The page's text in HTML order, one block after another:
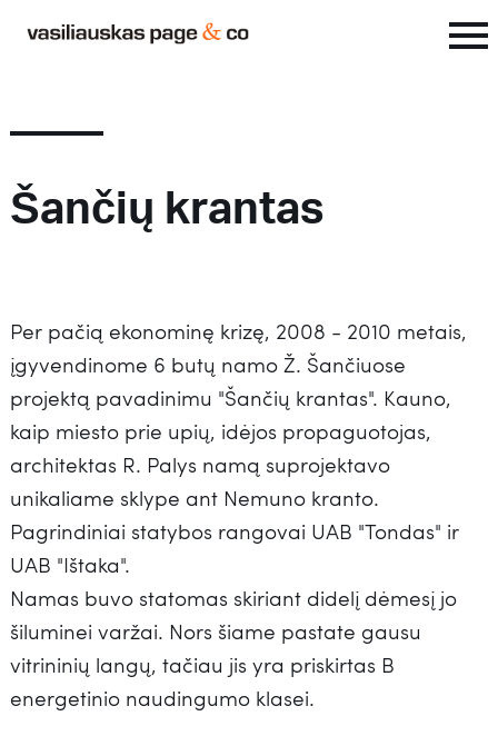
Šančių krantas
Per pačią ekonominę krizę, 2008 - 2010 metais,
įgyvendinome 6 butų namo Ž. Šančiuose
projektą pavadinimu "Šančių krantas". Kauno,
kaip miesto prie upių, idėjos propaguotojas,
architektas R. Palys namą suprojektavo
unikaliame sklype ant Nemuno kranto.
Pagrindiniai statybos rangovai UAB "Tondas" ir
UAB "Ištaka".
Namas buvo statomas skiriant didelį dėmesį jo
šiluminei varžai. Nors šiame pastate gausu
vitrininių langų, tačiau jis yra priskirtas B
energetinio naudingumo klasei.